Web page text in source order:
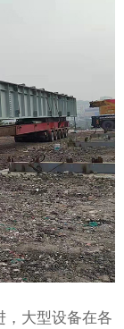
，大型设备在各